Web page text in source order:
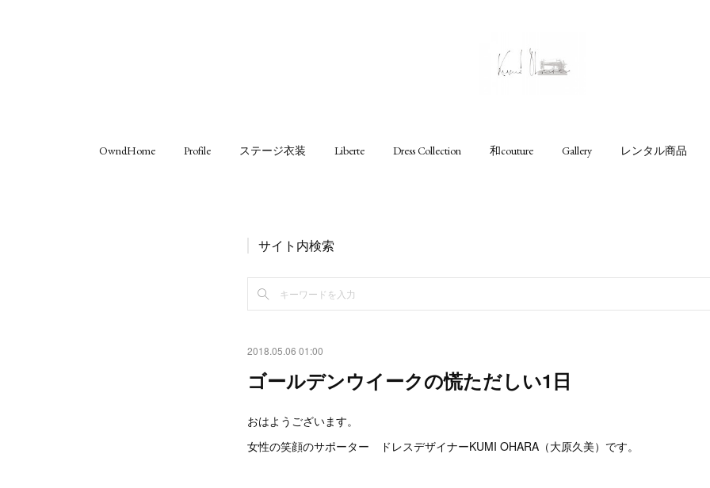
OwndHome Profile ステージ衣装 Liberte Dress Collection 和couture Gallery レンタル商品
サイト内検索
2018.05.06 01:00
ゴールデンウイークの慌ただしい1日
おはようございます。
女性の笑顔のサポーター ドレスデザイナーKUMI OHARA（大原久美）です。